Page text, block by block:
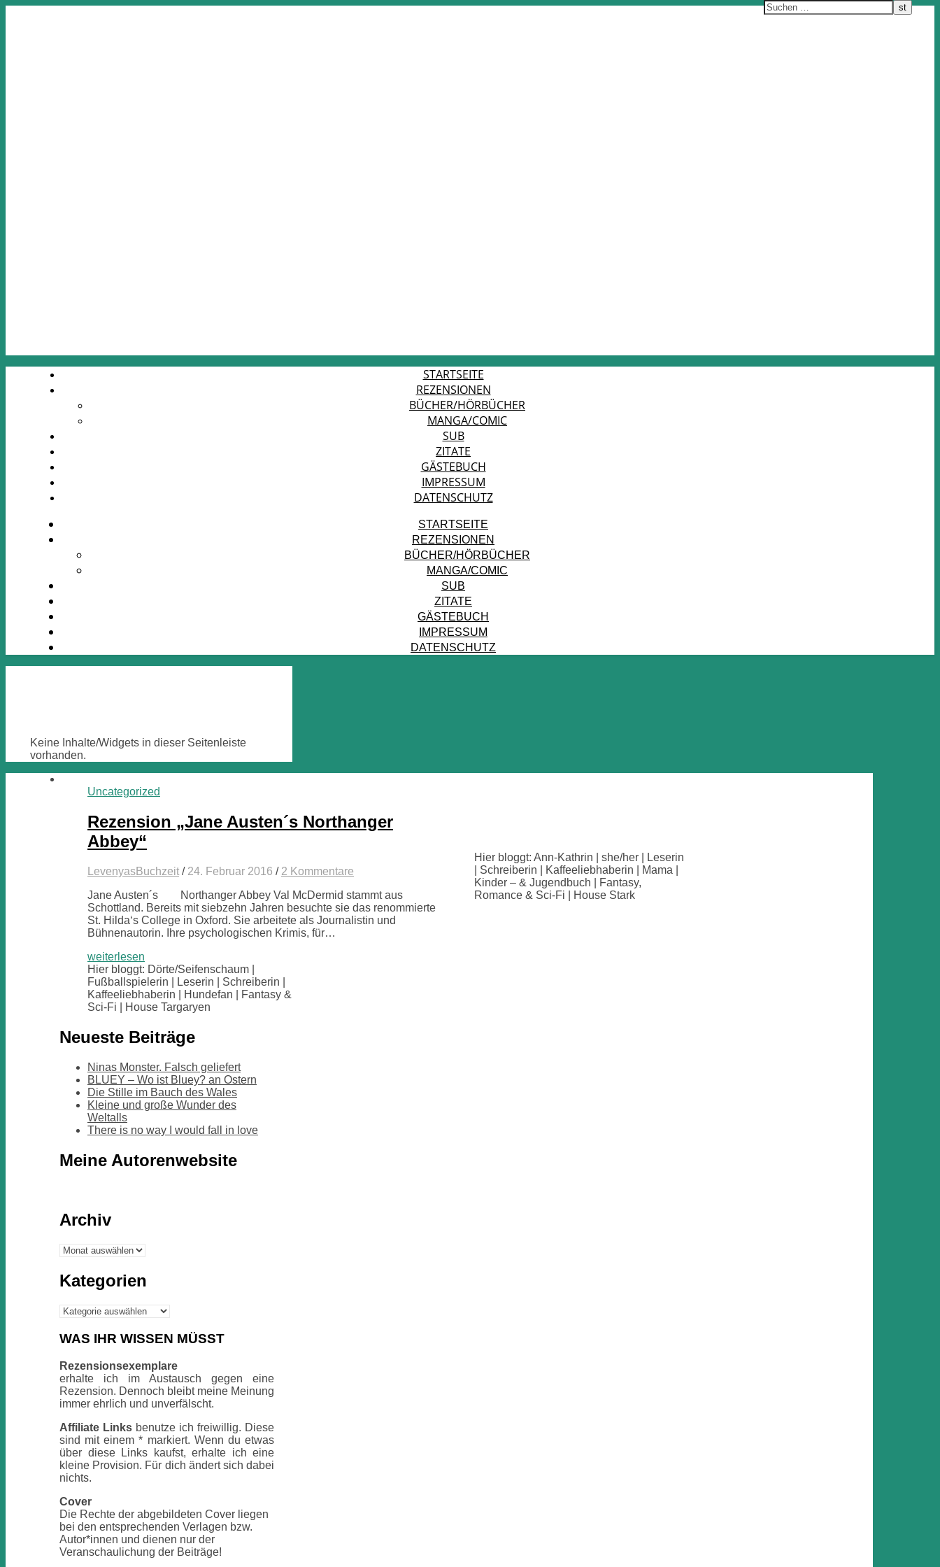
STARTSEITE
REZENSIONEN
BÜCHER/HÖRBÜCHER
MANGA/COMIC
SUB
ZITATE
GÄSTEBUCH
IMPRESSUM
DATENSCHUTZ
STARTSEITE
REZENSIONEN
BÜCHER/HÖRBÜCHER
MANGA/COMIC
SUB
ZITATE
GÄSTEBUCH
IMPRESSUM
DATENSCHUTZ
Keine Inhalte/Widgets in dieser Seitenleiste
vorhanden.
Uncategorized
Rezension „Jane Austen´s Northanger
Abbey“
LevenyasBuchzeit / 24. Februar 2016 / 2 Kommentare
Jane Austen´s Northanger Abbey Val McDermid stammt aus
Schottland. Bereits mit siebzehn Jahren besuchte sie das renommierte
St. Hilda‘s College in Oxford. Sie arbeitete als Journalistin und
Bühnenautorin. Ihre psychologischen Krimis, für…
weiterlesen
Hier bloggt: Ann-Kathrin | she/her | Leserin
| Schreiberin | Kaffeeliebhaberin | Mama |
Kinder – & Jugendbuch | Fantasy,
Romance & Sci-Fi | House Stark
Hier bloggt: Dörte/Seifenschaum |
Fußballspielerin | Leserin | Schreiberin |
Kaffeeliebhaberin | Hundefan | Fantasy &
Sci-Fi | House Targaryen
Neueste Beiträge
Ninas Monster. Falsch geliefert
BLUEY – Wo ist Bluey? an Ostern
Die Stille im Bauch des Wales
Kleine und große Wunder des
Weltalls
There is no way I would fall in love
Meine Autorenwebsite
Archiv
Archiv
Kategorien
Kategorien
WAS IHR WISSEN MÜSST
Rezensionsexemplare
erhalte ich im Austausch gegen eine
Rezension. Dennoch bleibt meine Meinung
immer ehrlich und unverfälscht.
Affiliate Links benutze ich freiwillig. Diese
sind mit einem * markiert. Wenn du etwas
über diese Links kaufst, erhalte ich eine
kleine Provision. Für dich ändert sich dabei
nichts.
Cover
Die Rechte der abgebildeten Cover liegen
bei den entsprechenden Verlagen bzw.
Autor*innen und dienen nur der
Veranschaulichung der Beiträge!